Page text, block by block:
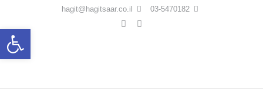
03-5470182
hagit@hagitsaar.co.il
פתח